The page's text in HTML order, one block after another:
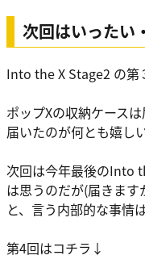
次回はいったい
Into the X Stage2 の第
ポップXの収納ケース
届いたのが何とも嬉しい
次回は今年最後のInto
は思うのだが(届きます
と、言う内部的な事情
第4回はコチラ↓